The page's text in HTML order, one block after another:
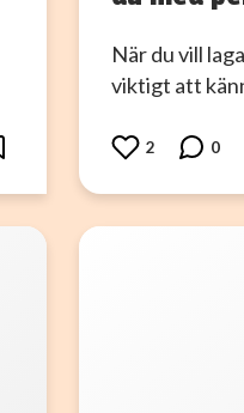
När du vill
viktigt att
2 0